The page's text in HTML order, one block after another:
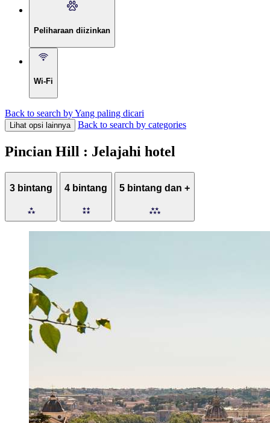
Peliharaan diizinkan
Wi-Fi
Back to search by Yang paling dicari
Lihat opsi lainnya Back to search by categories
Pincian Hill : Jelajahi hotel
3 bintang 4 bintang 5 bintang dan +